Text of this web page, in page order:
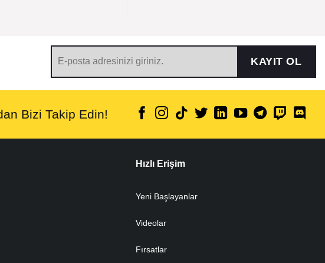
KAYIT OL
Bizi Takip Edin!
Hızlı Erişim
Yeni Başlayanlar
Videolar
Fırsatlar